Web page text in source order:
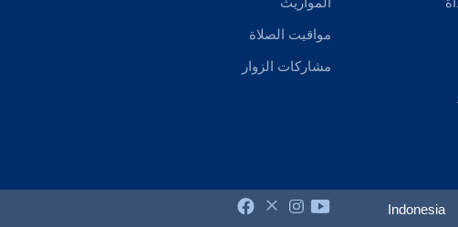
مواقيت الصلاة
مشاركات الزوار
Indonesia